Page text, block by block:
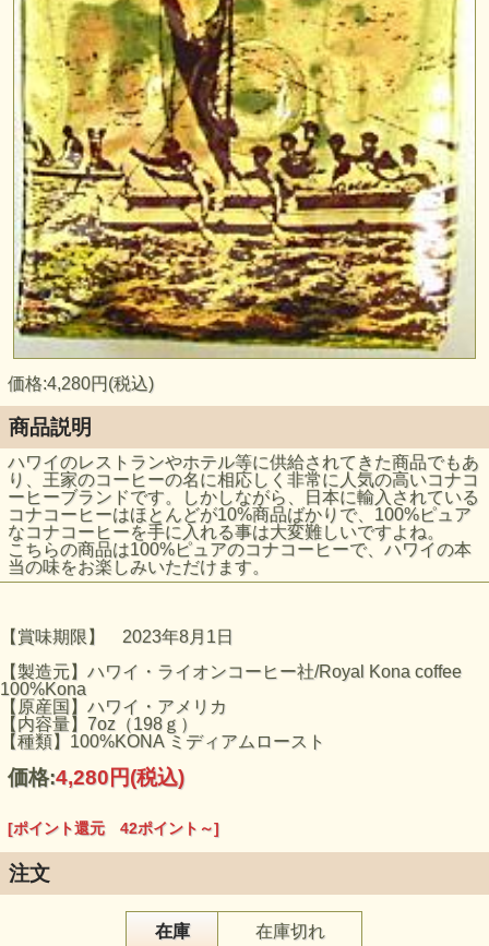
価格:4,280円(税込)
商品説明
ハワイのレストランやホテル等に供給されてきた商品でもあ
り、王家のコーヒーの名に相応しく非常に人気の高いコナコ
ーヒーブランドです。しかしながら、日本に輸入されている
コナコーヒーはほとんどが10%商品ばかりで、100%ピュア
なコナコーヒーを手に入れる事は大変難しいですよね。
こちらの商品は100%ピュアのコナコーヒーで、ハワイの本
当の味をお楽しみいただけます。
【賞味期限】 2023年8月1日
【製造元】ハワイ・ライオンコーヒー社/Royal Kona coffee
100%Kona
【原産国】ハワイ・アメリカ
【内容量】7oz（198ｇ）
【種類】100%KONA ミディアムロースト
価格:4,280円(税込)
[ポイント還元 42ポイント～]
注文
在庫 在庫切れ